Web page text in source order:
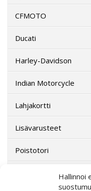
Hallinnoi
CFMOTO
Ducati
Harley-Davidson
Indian Motorcycle
Lahjakortti
Lisävarusteet
Poistotori